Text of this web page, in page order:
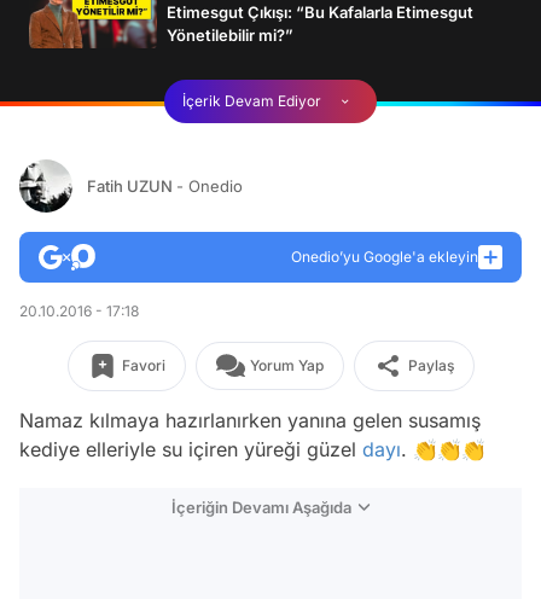
Etimesgut Çıkışı: “Bu Kafalarla Etimesgut
Yönetilebilir mi?”
İçerik Devam Ediyor
Fatih UZUN - Onedio
Onedio’yu Google'a ekleyin
20.10.2016 - 17:18
Favori Yorum Yap Paylaş
Namaz kılmaya hazırlanırken yanına gelen susamış
kediye elleriyle su içiren yüreği güzel dayı. 👏👏👏
İçeriğin Devamı Aşağıda